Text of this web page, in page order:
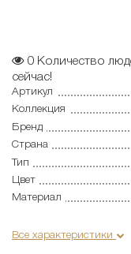
0 Количество
сейчас!
Артикул
Коллекция
Бренд
Страна
Тип
Цвет
Материал
Все характеристики